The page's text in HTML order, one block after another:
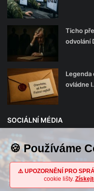
Ticho
odvolání
Legenda
ovládne
SOCIÁLNÍ MÉDIA
Přihlaste se k našemu
🍪 Používáme
⚠️ UPOZORNĚNÍ PRO
cookie lišty.